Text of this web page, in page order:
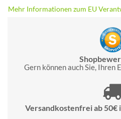
Mehr Informationen zum EU
Gern können auch Sie, Ihren
Versandkostenfrei ab 50€